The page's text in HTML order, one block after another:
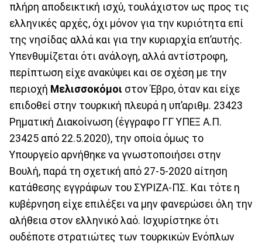
πλήρη αποδεικτική ισχύ, τουλάχιστον ως προς τις
ελληνικές αρχές, όχι μόνον για την κυριότητα επί
της νησίδας αλλά και για την κυριαρχία επ’αυτής.
Υπενθυμίζεται ότι ανάλογη, αλλά αντίστροφη,
περίπτωση είχε ανακύψει και σε σχέση με την
περιοχή Μελισσοκόμοι στον Έβρο, όταν και είχε
επιδοθεί στην τουρκική πλευρά η υπ’αριθμ. 23423
Ρηματική Διακοίνωση (έγγραφο ΓΓ ΥΠΕΞ Α.Π.
23425 από 22.5.2020), την οποία όμως το
Υπουργείο αρνήθηκε να γνωστοποιήσει στην
Βουλή, παρά τη σχετική από 27-5-2020 αίτηση
κατάθεσης εγγράφων του ΣΥΡΙΖΑ-ΠΣ. Και τότε η
κυβέρνηση είχε επιλέξει να μην φανερώσει όλη την
αλήθεια στον ελληνικό λαό. Ισχυρίστηκε ότι
ουδέποτε στρατιώτες των τουρκικών Ενόπλων